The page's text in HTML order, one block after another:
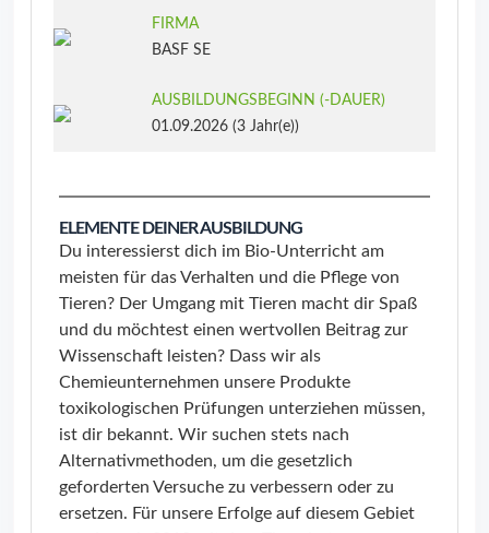
FIRMA
BASF SE
AUSBILDUNGSBEGINN (‑DAUER)
01.09.2026 (3 Jahr(e))
ELEMENTE DEINER AUSBILDUNG
Du interessierst dich im Bio-Unterricht am
meisten für das Verhalten und die Pflege von
Tieren? Der Umgang mit Tieren macht dir Spaß
und du möchtest einen wertvollen Beitrag zur
Wissenschaft leisten? Dass wir als
Chemieunternehmen unsere Produkte
toxikologischen Prüfungen unterziehen müssen,
ist dir bekannt. Wir suchen stets nach
Alternativmethoden, um die gesetzlich
geforderten Versuche zu verbessern oder zu
ersetzen. Für unsere Erfolge auf diesem Gebiet